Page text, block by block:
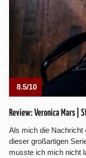
8.5/10
Review: Veronica Mars |
Als mich die Nachricht
dieser großartigen
musste ich mich nicht